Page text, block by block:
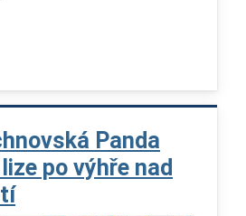
Panda
po výhře nad